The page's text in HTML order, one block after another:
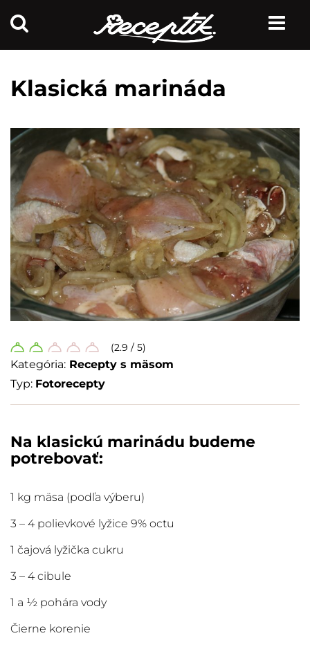
Klasická marináda
(2.9 / 5)
Kategória: Recepty s mäsom
Typ: Fotorecepty
Na klasickú marinádu budeme
potrebovať:
1 kg mäsa (podľa výberu)
3 – 4 polievkové lyžice 9% octu
1 čajová lyžička cukru
3 – 4 cibule
1 a ½ pohára vody
Čierne korenie